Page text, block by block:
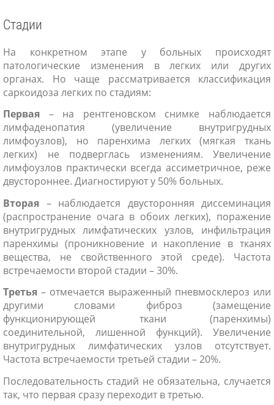
Стадии
На конкретном этапе у больных происходят
патологические изменения в легких или других
органах. Но чаще рассматривается классификация
саркоидоза легких по стадиям:
Первая – на рентгеновском снимке наблюдается
лимфаденопатия (увеличение внутригрудных
лимфоузлов), но паренхима легких (мягкая ткань
легких) не подверглась изменениям. Увеличение
лимфоузлов практически всегда ассиметричное, реже
двустороннее. Диагностируют у 50% больных.
Вторая – наблюдается двусторонняя диссеминация
(распространение очага в обоих легких), поражение
внутригрудных лимфатических узлов, инфильтрация
паренхимы (проникновение и накопление в тканях
вещества, не свойственного этой среде). Частота
встречаемости второй стадии – 30%.
Третья – отмечается выраженный пневмосклероз или
другими словами фиброз (замещение
функционирующей ткани (паренхимы)
соединительной, лишенной функций). Увеличение
внутригрудных лимфатических узлов отсутствует.
Частота встречаемости третьей стадии – 20%.
Последовательность стадий не обязательна, случается
так, что первая сразу переходит в третью.